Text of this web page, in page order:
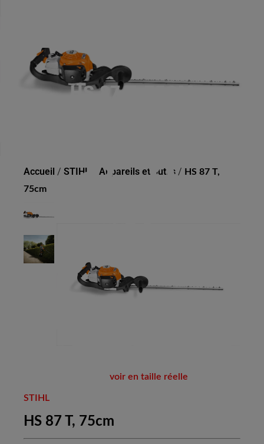
HS 87 T, 75CM
Accueil / STIHL Appareils et outils / HS 87 T,
75cm
voir en taille réelle
STIHL
HS 87 T, 75cm